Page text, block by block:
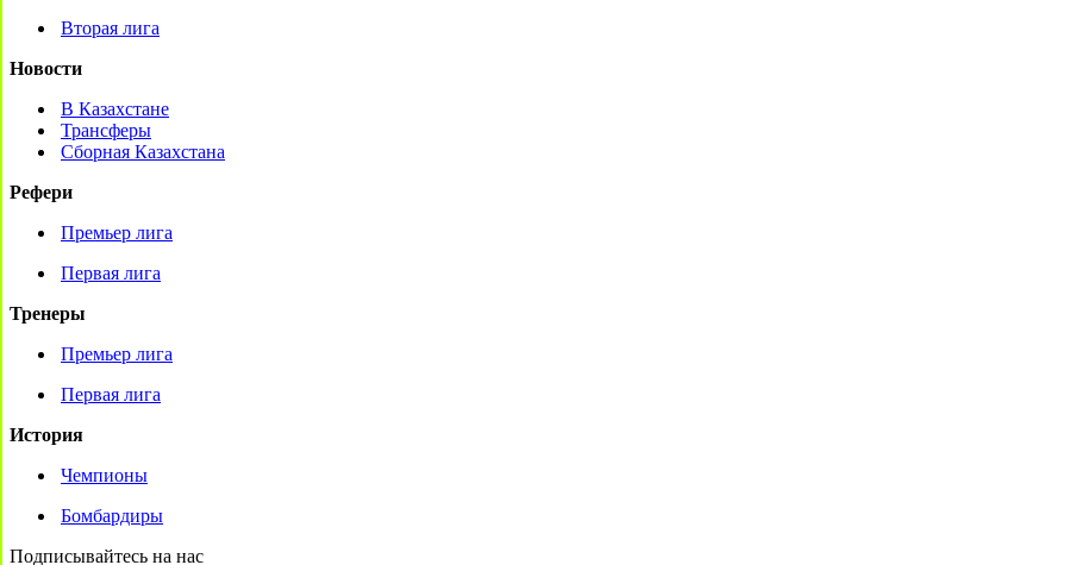
Вторая лига
Новости
В Казахстане
Трансферы
Сборная Казахстана
Рефери
Премьер лига
Первая лига
Тренеры
Премьер лига
Первая лига
История
Чемпионы
Бомбардиры
Подписывайтесь на нас